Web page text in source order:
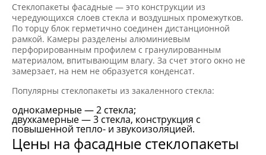
Стеклопакеты фасадные — это конструкции из
чередующихся слоев стекла и воздушных промежутков.
По торцу блок герметично соединен дистанционной
рамкой. Камеры разделены алюминиевым
перфорированным профилем с гранулированным
материалом, впитывающим влагу. За счет этого окно не
замерзает, на нем не образуется конденсат.
Популярны стеклопакеты из закаленного стекла:
однокамерные — 2 стекла;
двухкамерные — 3 стекла, конструкция с
повышенной тепло- и звукоизоляцией.
Цены на фасадные стеклопакеты